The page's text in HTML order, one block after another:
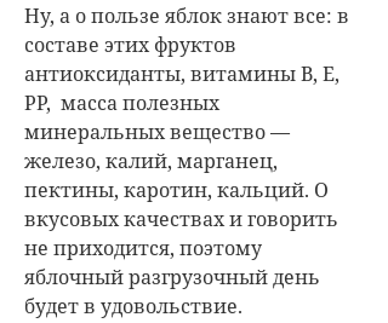
Ну, а о пользе яблок знают все: в
составе этих фруктов
антиоксиданты, витамины B, E,
PP, масса полезных
минеральных вещество —
железо, калий, марганец,
пектины, каротин, кальций. О
вкусовых качествах и говорить
не приходится, поэтому
яблочный разгрузочный день
будет в удовольствие.